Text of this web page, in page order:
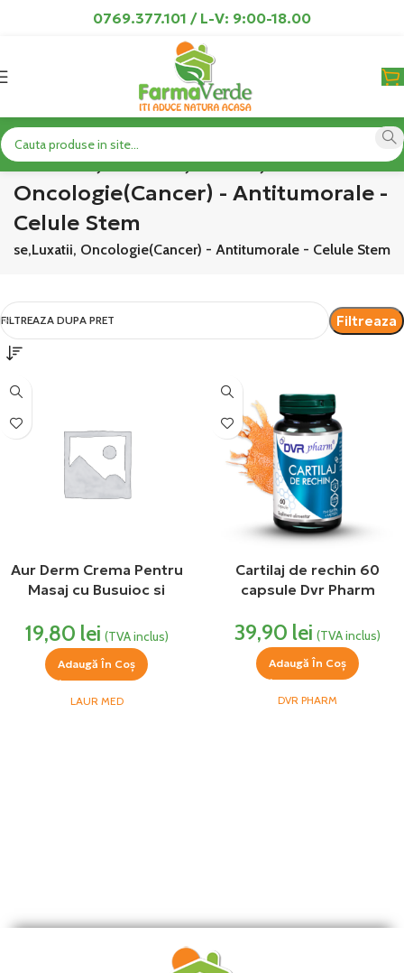
0769.377.101 / L-V: 9:00-18.00
Fracturi,Entorse,Luxatii,
Oncologie(Cancer) - Antitumorale -
Celule Stem
Oncologie(Cancer) - Antitumorale - Celule Stem
FILTREAZA DUPA PRET Filtreaza
Aur Derm Crema Pentru
Masaj cu Busuioc si
19,80 lei (TVA inclus)
Adaugă În Coș
LAUR MED
Cartilaj de rechin 60
capsule Dvr Pharm
39,90 lei (TVA inclus)
Adaugă În Coș
DVR PHARM